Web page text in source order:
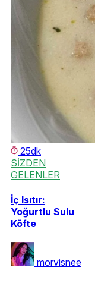
25dk
SİZDEN
GELENLER
İç Isıtır:
Yoğurtlu Sulu
Köfte
morvisnee